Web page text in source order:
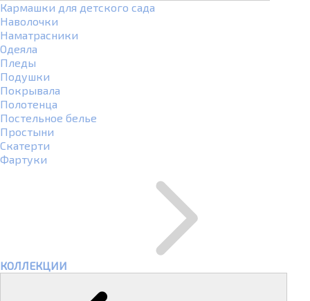
Кармашки для детского сада
Наволочки
Наматрасники
Одеяла
Пледы
Подушки
Покрывала
Полотенца
Постельное белье
Простыни
Скатерти
Фартуки
КОЛЛЕКЦИИ